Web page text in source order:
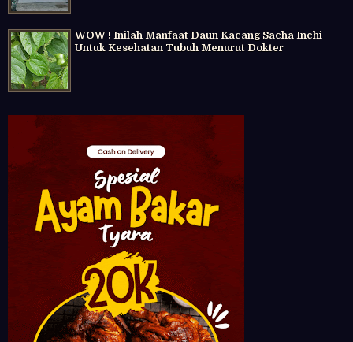
WOW ! Inilah Manfaat Daun Kacang Sacha Inchi
Untuk Kesehatan Tubuh Menurut Dokter